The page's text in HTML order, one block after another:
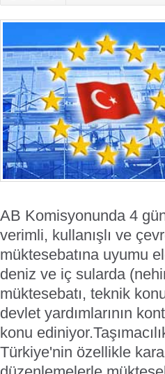
AB Komisyonunda 4
verimli, kullanışlı ve
müktesebatına uyumu
deniz ve iç sularda
müktesebatı, teknik
devlet yardımlarının
konu ediniyor.
Türkiye'nin özellikle kara